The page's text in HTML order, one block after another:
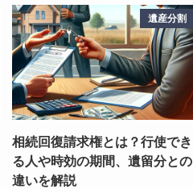
遺産分割
相続回復請求権とは？行使でき
る人や時効の期間、遺留分との
違いを解説